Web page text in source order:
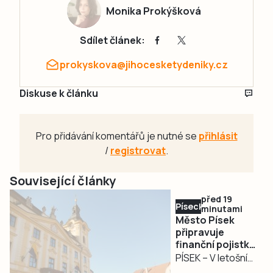
Monika Prokýšková
Sdílet článek:
prokyskova@jihocesketydeniky.cz
Diskuse k článku
Pro přidávání komentářů je nutné se přihlásit
/registrovat.
Související články
Písecko
před 19
minutami
Město Písek
připravuje
finanční pojistku
kvůli časovému
PÍSEK – V letošním